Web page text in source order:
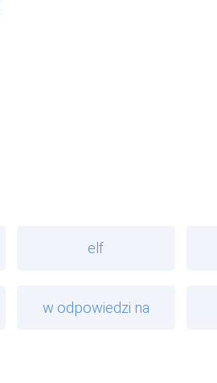
elf
w odpowiedzi na